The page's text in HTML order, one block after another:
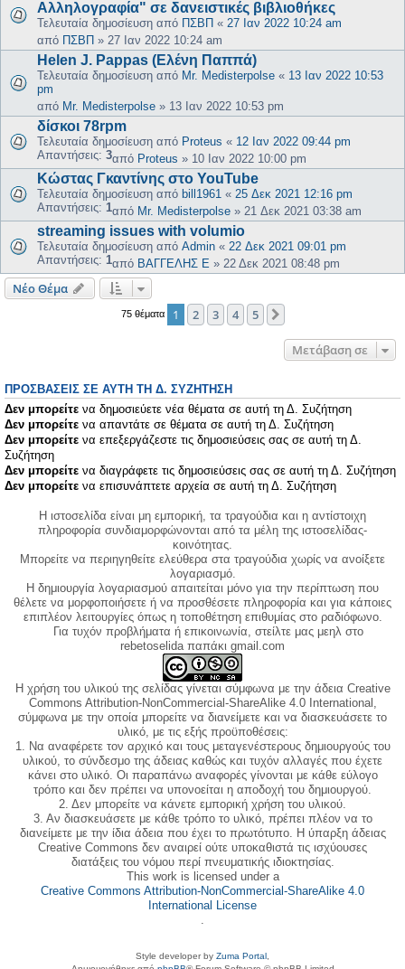
Αλληλογραφία" σε δανειστικές βιβλιοθήκες
Τελευταία δημοσίευση από ΠΣΒΠ « 27 Ιαν 2022 10:24 am
από ΠΣΒΠ » 27 Ιαν 2022 10:24 am
Helen J. Pappas (Ελένη Παππά)
Τελευταία δημοσίευση από Mr. Medisterpolse « 13 Ιαν 2022 10:53
pm
από Mr. Medisterpolse » 13 Ιαν 2022 10:53 pm
δίσκοι 78rpm
Τελευταία δημοσίευση από Proteus « 12 Ιαν 2022 09:44 pm
Απαντήσεις: 3από Proteus » 10 Ιαν 2022 10:00 pm
Κώστας Γκαντίνης στο YouTube
Τελευταία δημοσίευση από bill1961 « 25 Δεκ 2021 12:16 pm
Απαντήσεις: 1από Mr. Medisterpolse » 21 Δεκ 2021 03:38 am
streaming issues with volumio
Τελευταία δημοσίευση από Admin « 22 Δεκ 2021 09:01 pm
Απαντήσεις: 1από ΒΑΓΓΕΛΗΣ Ε » 22 Δεκ 2021 08:48 pm
Νέο Θέμα
75 θέματα 1 2 3 4 5
Μετάβαση σε
ΠΡΟΣΒΆΣΕΙΣ ΣΕ ΑΥΤΉ ΤΗ Δ. ΣΥΖΉΤΗΣΗ
Δεν μπορείτε να δημοσιεύετε νέα θέματα σε αυτή τη Δ. Συζήτηση
Δεν μπορείτε να απαντάτε σε θέματα σε αυτή τη Δ. Συζήτηση
Δεν μπορείτε να επεξεργάζεστε τις δημοσιεύσεις σας σε αυτή τη Δ.
Συζήτηση
Δεν μπορείτε να διαγράφετε τις δημοσιεύσεις σας σε αυτή τη Δ. Συζήτηση
Δεν μπορείτε να επισυνάπτετε αρχεία σε αυτή τη Δ. Συζήτηση
Η ιστοσελίδα είναι μη εμπορική, τα τραγούδια και η αντίστοιχη
πληροφορία συνδιαμορφώνονται από τα μέλη της ιστοσελίδας-
κοινότητας.
Μπορείτε να περιηγηθείτε ελεύθερα στα τραγούδια χωρίς να ανοίξετε
λογαριασμό.
Η δημιουργία λογαριασμού απαιτείται μόνο για την περίπτωση που
θέλετε να μορφοποιήσετε ή να προσθέσετε πληροφορία και για κάποιες
επιπλέον λειτουργίες όπως η τοποθέτηση επιθυμίας στο ραδιόφωνο.
Για τυχόν προβλήματα ή επικοινωνία, στείλτε μας μεηλ στο
rebetoselida παπάκι gmail.com
Η χρήση του υλικού της σελίδας γίνεται σύμφωνα με την άδεια Creative
Commons Attribution-NonCommercial-ShareAlike 4.0 International,
σύμφωνα με την οποία μπορείτε να διανείμετε και να διασκευάσετε το
υλικό, με τις εξής προϋποθέσεις:
1. Να αναφέρετε τον αρχικό και τους μεταγενέστερους δημιουργούς του
υλικού, το σύνδεσμο της άδειας καθώς και τυχόν αλλαγές που έχετε
κάνει στο υλικό. Οι παραπάνω αναφορές γίνονται με κάθε εύλογο
τρόπο και δεν πρέπει να υπονοείται η αποδοχή του δημιουργού.
2. Δεν μπορείτε να κάνετε εμπορική χρήση του υλικού.
3. Αν διασκευάσετε με κάθε τρόπο το υλικό, πρέπει πλέον να το
διανείμετε με την ίδια άδεια που έχει το πρωτότυπο. Η ύπαρξη άδειας
Creative Commons δεν αναιρεί ούτε υποκαθιστά τις ισχύουσες
διατάξεις του νόμου περί πνευματικής ιδιοκτησίας.
This work is licensed under a
Creative Commons Attribution-NonCommercial-ShareAlike 4.0
International License
Style developer by Zuma Portal,